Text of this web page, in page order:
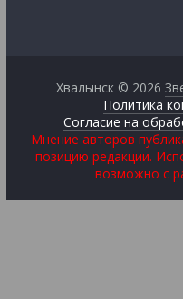
Хвалынск © 2026
Политика
Согласие на
Мнение авторов
позицию редакции.
возможно с